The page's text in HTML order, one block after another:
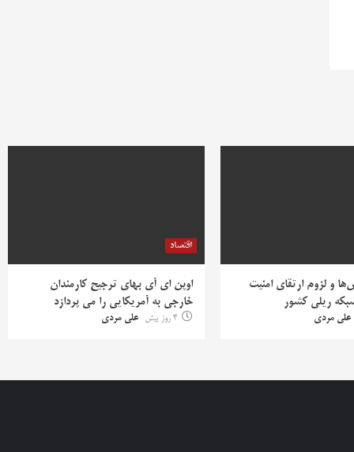
و لزوم ارتقای امنیت
ریلی کشور
علی مردی
اقتصاد
اوپن ای آی بهای ترجیح کارمندان
خارجی به آمریکایی را می پردازد
4 روز پیش علی مردی